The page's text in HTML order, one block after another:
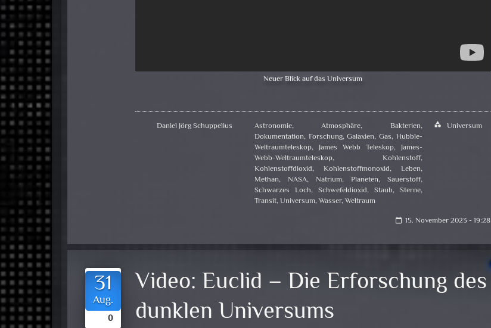
Neuer Blick auf das Universum
Daniel Jörg Schuppelius Astronomie,Atmosphäre,Bakterien,
Dokumentation, Forschung,Galaxien,Gas,Hubble-
Weltraumteleskop, James Webb Teleskop,James-
Webb-Weltraumteleskop,Kohlenstoff,
Kohlenstoffdioxid, Kohlenstoffmonoxid,Leben,
Methan, NASA, Natrium,Planeten,Sauerstoff,
Schwarzes Loch, Schwefeldioxid,Staub,Sterne,
Transit,Universum,Wasser,Weltraum
category Universum
calendar_today 15. November 2023 - 19:28
31
Aug.
0
Video: Euclid – Die Erforschung des
dunklen Universums